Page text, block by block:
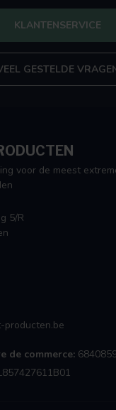
KLANTENSERVICE
GESTELDE
voor de meest
5/R
producten.be
de commerce: